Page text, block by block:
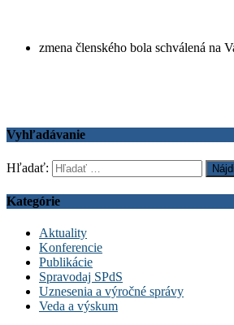
zmena členského bola schválená na
Vyhľadávanie
Hľadať:
Kategórie
Aktuality
Konferencie
Publikácie
Spravodaj SPdS
Uznesenia a výročné správy
Veda a výskum